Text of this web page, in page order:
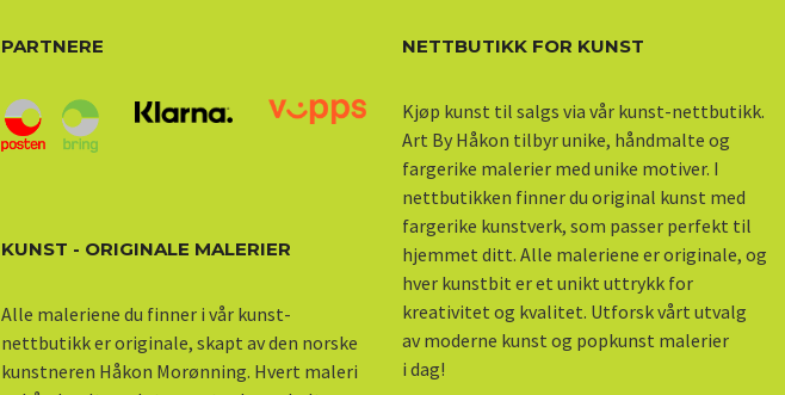
PARTNERE
KUNST - ORIGINALE MALERIER
Alle maleriene du finner i vår kunst-
nettbutikk er originale, skapt av den norske
kunstneren Håkon Morønning. Hvert maleri
NETTBUTIKK FOR KUNST
Kjøp kunst til salgs via vår kunst-nettbutikk.
Art By Håkon tilbyr unike, håndmalte og
fargerike malerier med unike motiver. I
nettbutikken finner du original kunst med
fargerike kunstverk, som passer perfekt til
hjemmet ditt. Alle maleriene er originale, og
hver kunstbit er et unikt uttrykk for
kreativitet og kvalitet. Utforsk vårt utvalg
av moderne kunst og popkunst malerier
i dag!